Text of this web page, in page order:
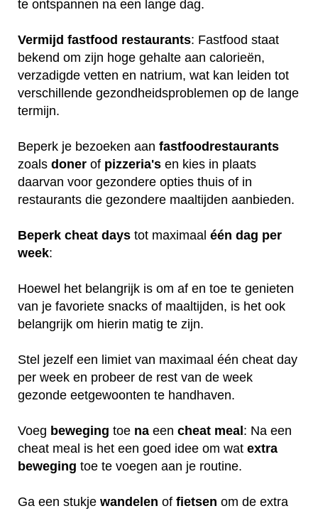
te ontspannen na een lange dag.
Vermijd fastfood restaurants: Fastfood staat
bekend om zijn hoge gehalte aan calorieën,
verzadigde vetten en natrium, wat kan leiden tot
verschillende gezondheidsproblemen op de lange
termijn.
Beperk je bezoeken aan fastfoodrestaurants
zoals doner of pizzeria's en kies in plaats
daarvan voor gezondere opties thuis of in
restaurants die gezondere maaltijden aanbieden.
Beperk cheat days tot maximaal één dag per
week:
Hoewel het belangrijk is om af en toe te genieten
van je favoriete snacks of maaltijden, is het ook
belangrijk om hierin matig te zijn.
Stel jezelf een limiet van maximaal één cheat day
per week en probeer de rest van de week
gezonde eetgewoonten te handhaven.
Voeg beweging toe na een cheat meal: Na een
cheat meal is het een goed idee om wat extra
beweging toe te voegen aan je routine.
Ga een stukje wandelen of fietsen om de extra